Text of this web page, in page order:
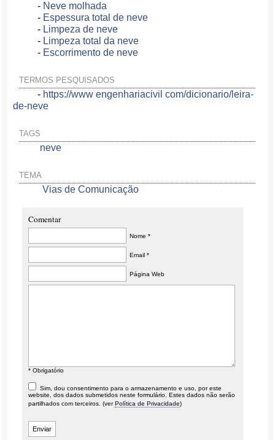
- Neve molhada
- Espessura total de neve
- Limpeza de neve
- Limpeza total da neve
- Escorrimento de neve
TERMOS PESQUISADOS
- https://www engenhariacivil com/dicionario/leira-
de-neve
TAGS
neve
TEMA
Vias de Comunicação
Comentar
Nome *
Email *
Página Web
* Obrigatório
Sim, dou consentimento para o armazenamento e uso, por este
website, dos dados submetidos neste formulário. Estes dados não serão
partilhados com terceiros. (verPolítica de Privacidade)